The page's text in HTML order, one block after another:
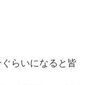
らいになると皆